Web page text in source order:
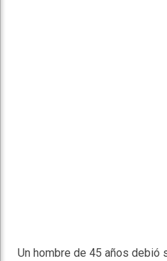
Un hombre de 45 años debió